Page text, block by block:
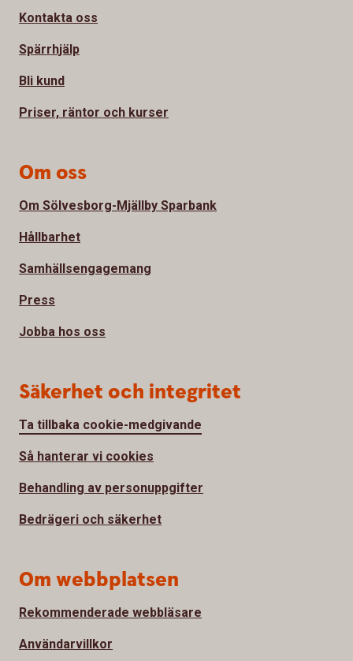
Kontakta oss
Spärrhjälp
Bli kund
Priser, räntor och kurser
Om oss
Om Sölvesborg-Mjällby Sparbank
Hållbarhet
Samhällsengagemang
Press
Jobba hos oss
Säkerhet och integritet
Ta tillbaka cookie-medgivande
Så hanterar vi cookies
Behandling av personuppgifter
Bedrägeri och säkerhet
Om webbplatsen
Rekommenderade webbläsare
Användarvillkor